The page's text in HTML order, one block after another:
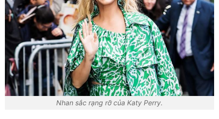
Nhan sắc rạng rỡ của Katy Perry.